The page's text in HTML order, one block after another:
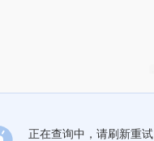
正在查询中，请刷新重试